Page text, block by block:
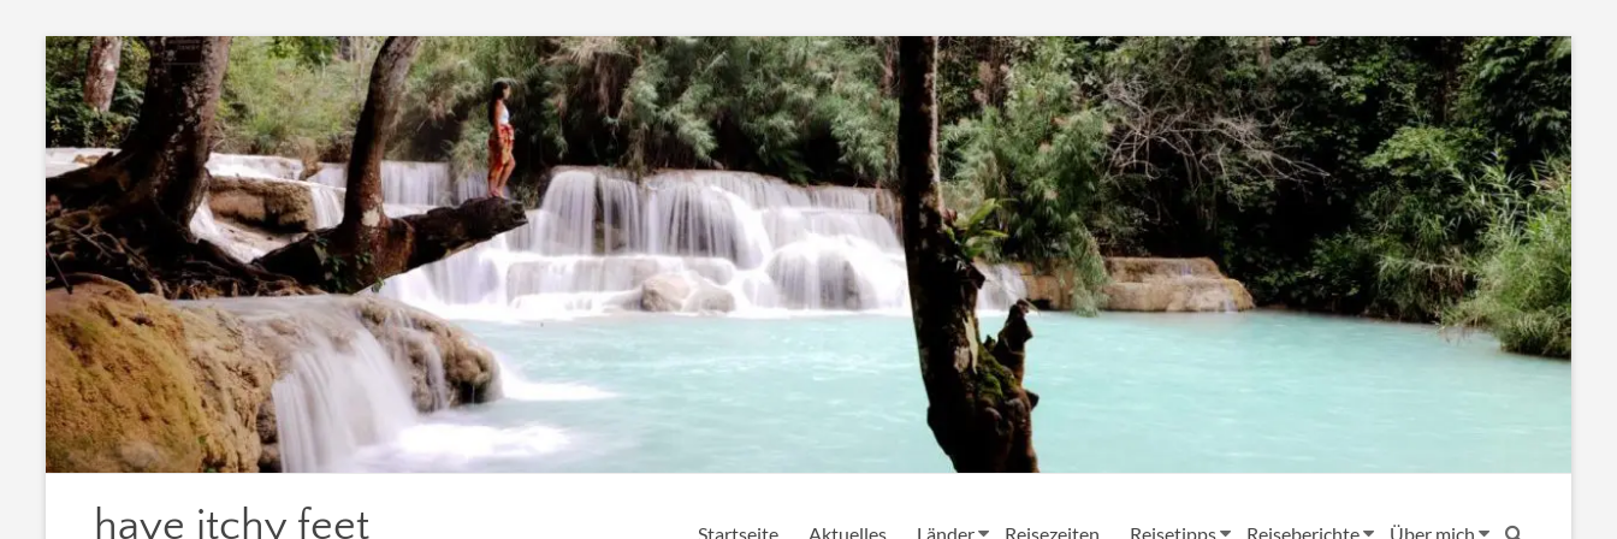
Zum
Inhalt
springen
have itchy feet Startseite Aktuelles Länder Reisezeiten Reisetipps Reiseberichte Über mich